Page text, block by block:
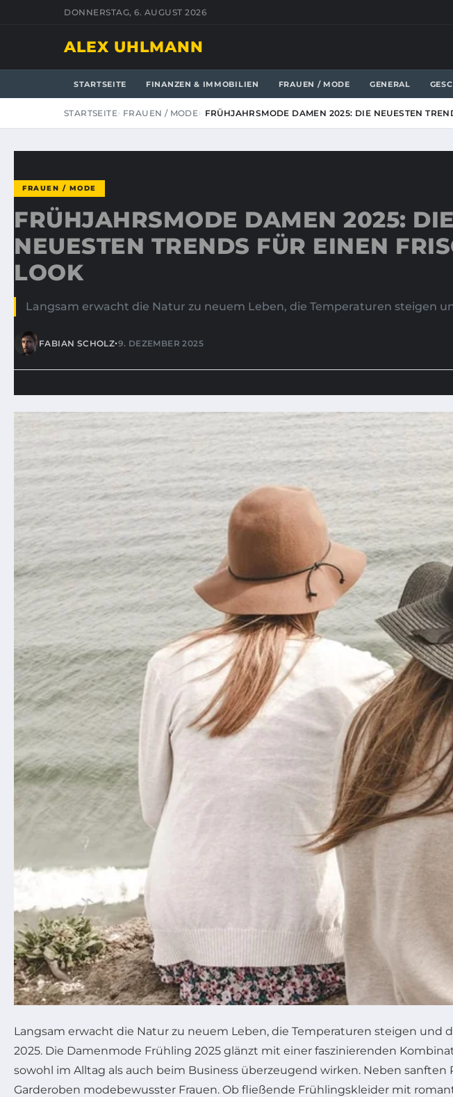
DONNERSTAG, 6. AUGUST 2026
ALEX UHLMANN
STARTSEITE FINANZEN & IMMOBILIEN FRAUEN / MODE GENERAL
STARTSEITE FRAUEN / MODE FRÜHJAHRSMODE DAMEN 2025: DIE NEUESTEN
FRAUEN / MODE
FRÜHJAHRSMODE DAMEN 2025: DIE
NEUESTEN TRENDS FÜR EINEN
LOOK
Langsam erwacht die Natur zu neuem Leben, die Temperaturen steigen
FABIAN SCHOLZ•9. DEZEMBER 2025
Langsam erwacht die Natur zu neuem Leben, die Temperaturen steigen
2025. Die Damenmode Frühling 2025 glänzt mit einer faszinierenden
sowohl im Alltag als auch beim Business überzeugend wirken. Neben
Garderoben modebewusster Frauen. Ob fließende Frühlingskleider mit